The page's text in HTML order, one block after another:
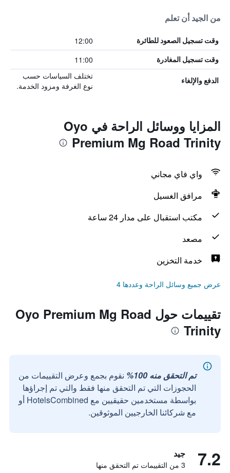
من الجيد أن تعلم
وقت تسجيل الصعود للطائرة 12:00
وقت تسجيل المغادرة 11:00
الدفع والإلغاء
تختلف السياسات حسب
نوع الغرفة ومزود الخدمة.
المزايا ووسائل الراحة في Oyo
Premium Mg Road Trinity
واي فاي مجاني
مرافق الغسيل
مكتب استقبال على مدار 24 ساعة
مصعد
خدمة التخزين
عرض جميع وسائل الراحة وعددها 4
تقييمات حول Oyo Premium Mg Road
Trinity
تم التحقق منه 100%
نقوم بجمع وعرض التقييمات من
الحجوزات التي تم التحقق منها فقط والتي تم إجراؤها
بواسطة مستخدمين حقيقيين مع HotelsCombined أو
مع شركائنا الخارجيين الموثوقين.
7.2 جيد
3 من التقييمات تم التحقق منها